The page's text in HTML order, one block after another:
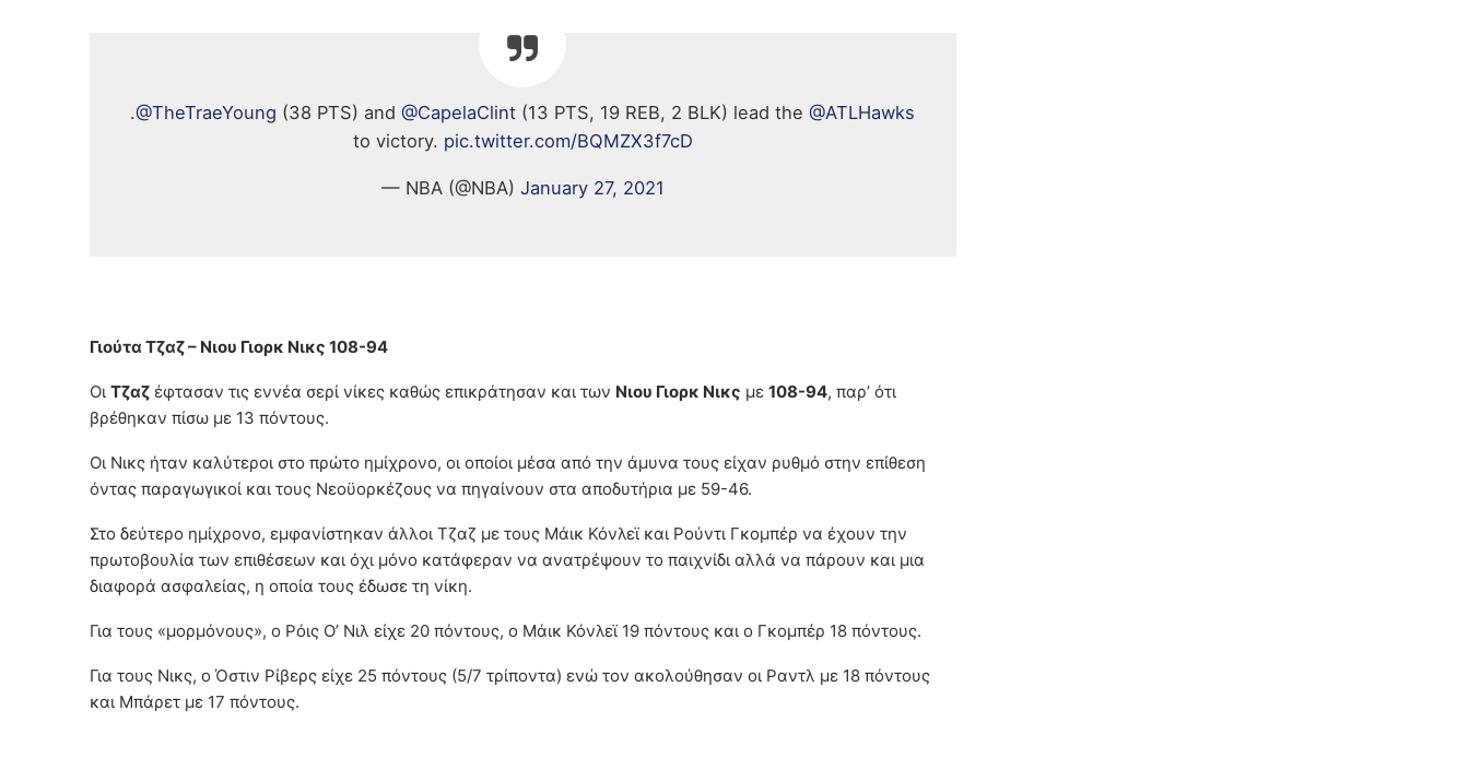
.@TheTraeYoung (38 PTS) and@CapelaClint (13 PTS, 19 REB, 2 BLK) lead the@ATLHawks
to victory. pic.twitter.com/BQMZX3f7cD
— NBA (@NBA) January 27, 2021
Γιούτα Τζαζ – Νιου Γιορκ Νικς 108-94
Οι Τζαζ έφτασαν τις εννέα σερί νίκες καθώς επικράτησαν και των Νιου Γιορκ Νικς με 108-94, παρ’ ότι
βρέθηκαν πίσω με 13 πόντους.
Οι Νικς ήταν καλύτεροι στο πρώτο ημίχρονο, οι οποίοι μέσα από την άμυνα τους είχαν ρυθμό στην επίθεση
όντας παραγωγικοί και τους Νεοϋορκέζους να πηγαίνουν στα αποδυτήρια με 59-46.
Στο δεύτερο ημίχρονο, εμφανίστηκαν άλλοι Τζαζ με τους Μάικ Κόνλεϊ και Ρούντι Γκομπέρ να έχουν την
πρωτοβουλία των επιθέσεων και όχι μόνο κατάφεραν να ανατρέψουν το παιχνίδι αλλά να πάρουν και μια
διαφορά ασφαλείας, η οποία τους έδωσε τη νίκη.
Για τους «μορμόνους», ο Ρόις Ο’ Νιλ είχε 20 πόντους, ο Μάικ Κόνλεϊ 19 πόντους και ο Γκομπέρ 18 πόντους.
Για τους Νικς, ο Όστιν Ρίβερς είχε 25 πόντους (5/7 τρίποντα) ενώ τον ακολούθησαν οι Ραντλ με 18 πόντους
και Μπάρετ με 17 πόντους.